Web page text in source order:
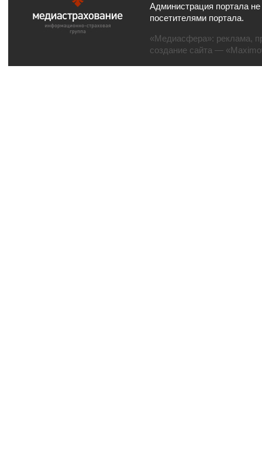
Администрация портала
посетителями портала.
«Медиасфера»: реклама,
создание сайта —